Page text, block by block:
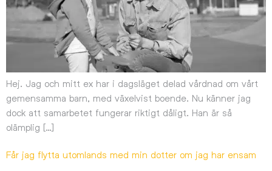
Hej. Jag och mitt ex har i dagsläget delad vårdnad om vårt
gemensamma barn, med växelvist boende. Nu känner jag
dock att samarbetet fungerar riktigt dåligt. Han är så
olämplig […]
Får jag flytta utomlands med min dotter om jag har ensam